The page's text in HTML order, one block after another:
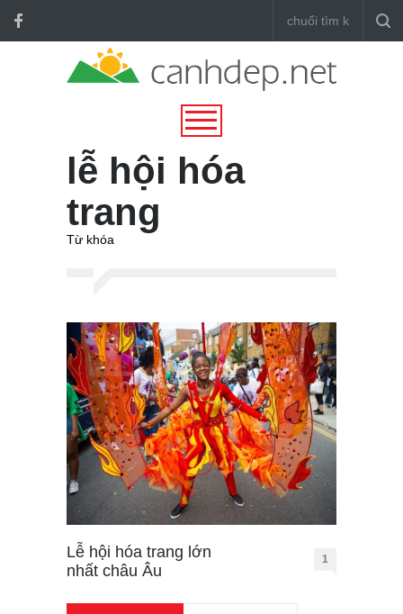
lễ hội hóa
trang
Từ khóa
Lễ hội hóa trang lớn
nhất châu Âu
1